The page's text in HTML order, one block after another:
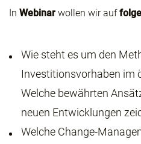
In Webinar wollen wir auf
Wie steht es um den
Investitionsvorhaben im
Welche bewährten
neuen Entwicklungen
Welche Change-